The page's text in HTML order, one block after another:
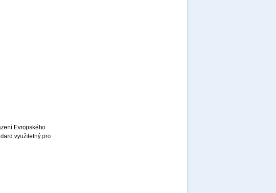
Evropského
využitelný pro